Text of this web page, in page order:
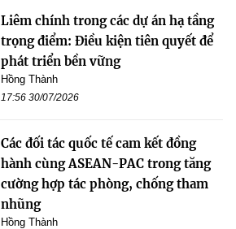
Liêm chính trong các dự án hạ tầng
trọng điểm: Điều kiện tiên quyết để
phát triển bền vững
Hồng Thành
17:56 30/07/2026
Các đối tác quốc tế cam kết đồng
hành cùng ASEAN-PAC trong tăng
cường hợp tác phòng, chống tham
nhũng
Hồng Thành